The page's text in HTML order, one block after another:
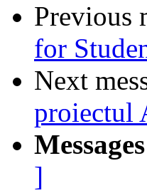
Previous
for
Next
proiectul
]